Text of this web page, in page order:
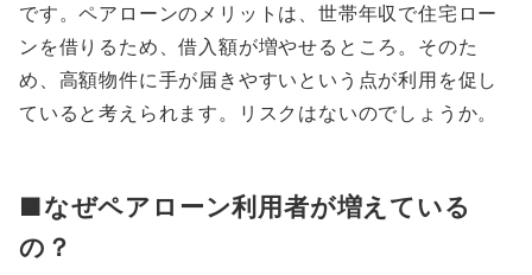
です。ペアローンのメリットは、世帯年収で住宅ロー
ンを借りるため、借入額が増やせるところ。そのた
め、高額物件に手が届きやすいという点が利用を促し
ていると考えられます。リスクはないのでしょうか。
■なぜペアローン利用者が増えている
の？